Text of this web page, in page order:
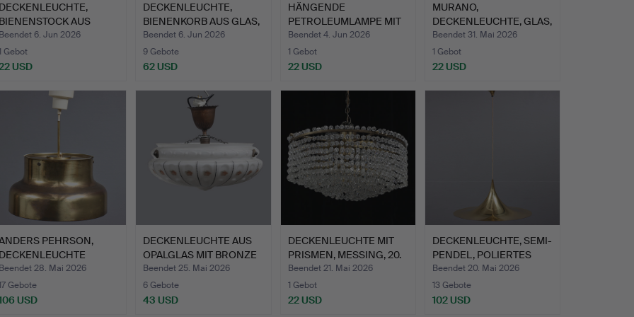
DECKENLEUCHTE,
BIENENSTOCK AUS
WEISSEM OPA…
Beendet 6. Jun 2026
Gebot
USD
DECKENLEUCHTE,
BIENENKORB AUS GLAS,
MESSIN…
Beendet 6. Jun 2026
9 Gebote
62 USD
HÄNGENDE
PETROLEUMLAMPE MIT
WEISSEM SCHIRM…
Beendet 4. Jun 2026
1 Gebot
22 USD
MURANO,
DECKENLEUCHTE, GLAS,
GESCHMIEDET, …
Beendet 31. Mai 2026
1 Gebot
22 USD
PEHRSON,
DECKENLEUCHTE
"BUMLING" AT…
Beendet 28. Mai 2026
Gebote
USD
DECKENLEUCHTE AUS
OPALGLAS MIT BRONZE
„SWE…
Beendet 25. Mai 2026
6 Gebote
43 USD
DECKENLEUCHTE MIT
PRISMEN, MESSING, 20.
JA…
Beendet 21. Mai 2026
1 Gebot
22 USD
DECKENLEUCHTE, SEMI-
PENDEL, POLIERTES
MESS…
Beendet 20. Mai 2026
13 Gebote
102 USD